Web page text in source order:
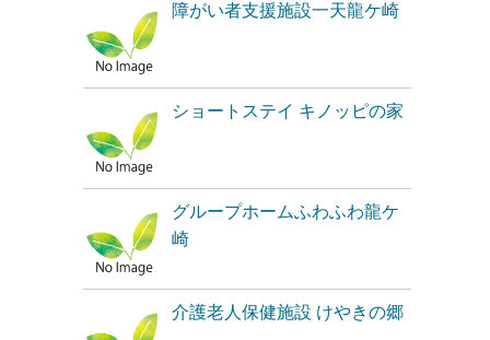
障がい者支援施設一天龍ケ崎
ショートステイ キノッピの家
グループホームふわふわ龍ケ
崎
介護老人保健施設 けやきの郷